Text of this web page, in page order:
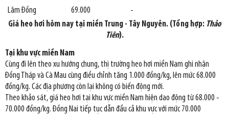
Lâm Đồng
69.000
-
Giá heo hơi hôm nay tại miền Trung - Tây Nguyên. (Tổng hợp: Thảo
Tiên).
Tại khu vực miền Nam
Cùng đi lên theo xu hướng chung, thị trường heo hơi miền Nam ghi nhận
Đồng Tháp và Cà Mau cùng điều chỉnh tăng 1.000 đồng/kg, lên mức 68.000
đồng/kg. Các địa phương còn lại không có biến động mới.
Theo khảo sát, giá heo hơi tại khu vực miền Nam hiện dao động từ 68.000 -
70.000 đồng/kg. Đồng Nai tiếp tục dẫn đầu cả khu vực với mức 70.000